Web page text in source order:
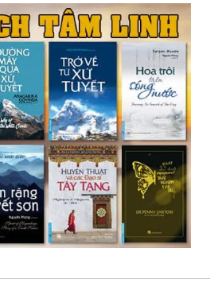
Quả (Karma)
- Bài Học Cuộc Đời - Sự Tiến
- Bánh Đà Nghiệp Quả
- Nhận Thức Và Chuyển Hóa
Đời - Những Sai Lầm Thường
Tự Do Ý Chí - Bản Kế Hoạch
Kiếp Sống Mới
07 Tầng Thứ Tiến Hóa Nhận
Của Một